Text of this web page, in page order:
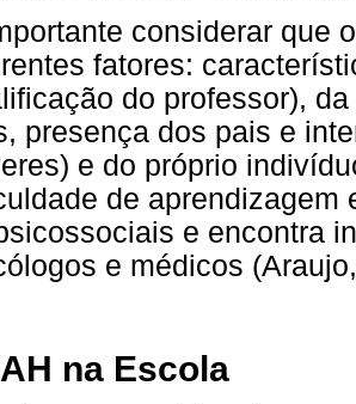
considerar que
fatores:
do professor),
presença dos pais e
e do próprio
de aprendizagem
e encontra
e médicos
na Escola